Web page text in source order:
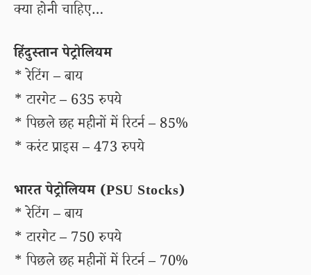
क्या होनी चाहिए…
हिंदुस्तान पेट्रोलियम
* रेटिंग – बाय
* टारगेट – 635 रुपये
* पिछले छह महीनों में रिटर्न – 85%
* करंट प्राइस – 473 रुपये
भारत पेट्रोलियम (PSU Stocks)
* रेटिंग – बाय
* टारगेट – 750 रुपये
* पिछले छह महीनों में रिटर्न – 70%